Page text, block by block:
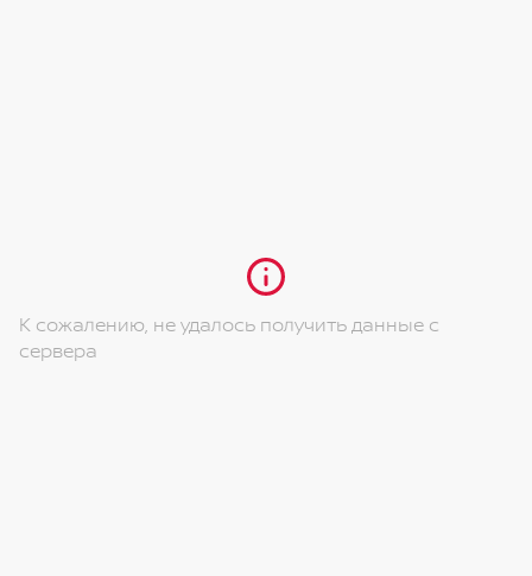
К сожалению, не удалось получить данные с
сервера